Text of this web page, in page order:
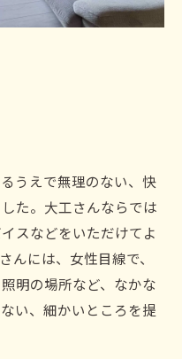
うえで無理のない、快
た。大工さんならでは
スなどをいただけてよ
んには、女性目線で、
明の場所など、なかな
い、細かいところを提